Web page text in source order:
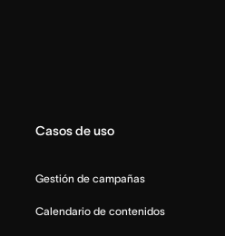
Casos de uso
Gestión de campañas
Calendario de contenidos